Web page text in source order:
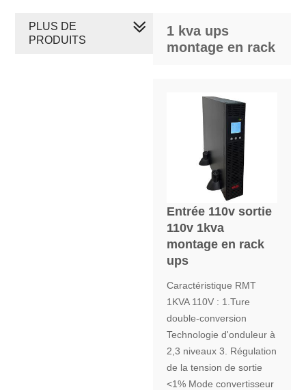
1 kva ups
montage en rack
Entrée 110v sortie
110v 1kva
montage en rack
ups
Caractéristique RMT
1KVA 110V : 1.Ture
double-conversion
Technologie d'onduleur à
2,3 niveaux 3. Régulation
de la tension de sortie
<1% Mode convertisseur
PLUS DE
PRODUITS